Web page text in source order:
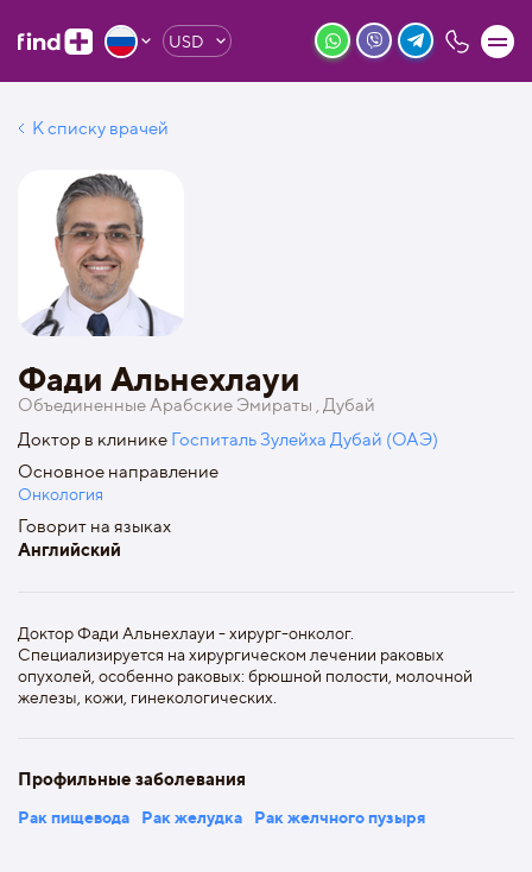
USD
К списку врачей
Фади Альнехлауи
Объединенные Арабские Эмираты , Дубай
Доктор в клинике Госпиталь Зулейха Дубай (ОАЭ)
Основное направление
Онкология
Говорит на языках
Английский
Доктор Фади Альнехлауи - хирург-онколог.
Специализируется на хирургическом лечении раковых
опухолей, особенно раковых: брюшной полости, молочной
железы, кожи, гинекологических.
Профильные заболевания
Рак пищевода Рак желудка Рак желчного пузыря